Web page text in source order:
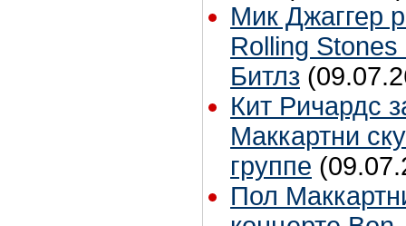
Мик Джаггер
Rolling Stones
Битлз
Кит Ричардс
Маккартни
группе
Пол